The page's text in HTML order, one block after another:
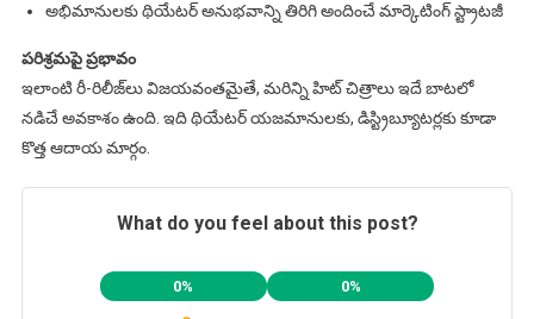
అభిమానులకు థియేటర్ అనుభవాన్ని తిరిగి అందించే మార్కెటింగ్ స్ట్రాటజీ
పరిశ్రమపై ప్రభావం
ఇలాంటి రీ-రిలీజ్‌లు విజయవంతమైతే, మరిన్ని హిట్ చిత్రాలు ఇదే బాటలో
నడిచే అవకాశం ఉంది. ఇది థియేటర్ యజమానులకు, డిస్ట్రిబ్యూటర్లకు కూడా
కొత్త ఆదాయ మార్గం.
What do you feel about this post?
0% 0%